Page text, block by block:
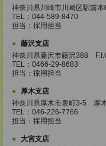
神奈川県川崎市川崎区駅前
TEL：044-589-8470
担当：採用担当
藤沢支店
神奈川県藤沢市藤沢388
TEL：0466-29-8683
担当：採用担当
厚木支店
神奈川県厚木市泉町3-5 厚
TEL：046-226-7766
担当：採用担当
大宮支店